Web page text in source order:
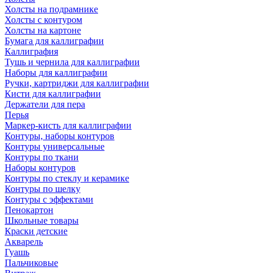
Холсты на подрамнике
Холсты с контуром
Холсты на картоне
Бумага для каллиграфии
Каллиграфия
Тушь и чернила для каллиграфии
Наборы для каллиграфии
Ручки, картриджи для каллиграфии
Кисти для каллиграфии
Держатели для пера
Перья
Маркер-кисть для каллиграфии
Контуры, наборы контуров
Контуры универсальные
Контуры по ткани
Наборы контуров
Контуры по стеклу и керамике
Контуры по шелку
Контуры с эффектами
Пенокартон
Школьные товары
Краски детские
Акварель
Гуашь
Пальчиковые